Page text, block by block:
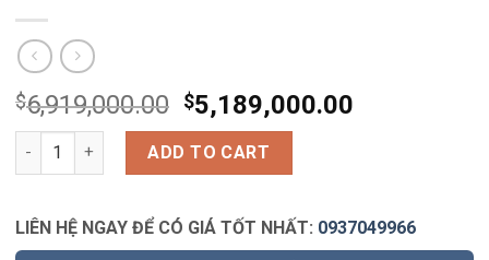
$6,919,000.00 $5,189,000.00
MÁY HÚT MÙI HAFELE HH-WT70A 533.86.807 quantity
ADD TO CART
LIÊN HỆ NGAY ĐỂ CÓ GIÁ TỐT NHẤT: 0937049966